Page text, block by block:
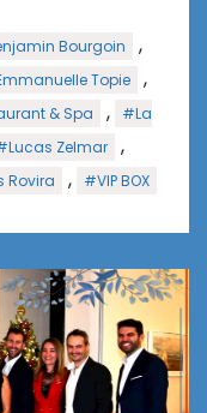
Bourgoin ,
Topie ,
& Spa ,
#La
Zelmar ,
Rovira , #VIP BOX